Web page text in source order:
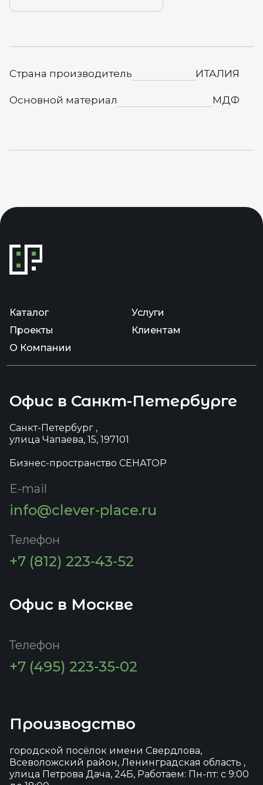
Страна производитель ИТАЛИЯ
Основной материал МДФ
Каталог
Услуги
Проекты
Клиентам
О Компании
Офис в Санкт-Петербурге
Санкт-Петербург ,
улица Чапаева, 15, 197101
Бизнес-пространство СЕНАТОР
E-mail
info@clever-place.ru
Телефон
+7 (812) 223-43-52
Офис в Москве
Телефон
+7 (495) 223-35-02
Производство
городской посёлок имени Свердлова,
Всеволожский район, Ленинградская область ,
улица Петрова Дача, 24Б, Работаем: Пн-пт: с 9:00